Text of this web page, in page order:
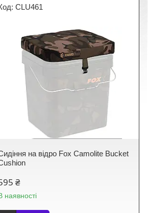
CLU461
на відро Fox Camolite Bucket
₴
наявності